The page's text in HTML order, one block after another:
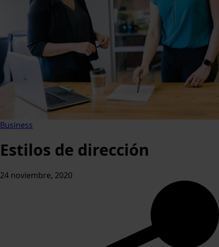
Business
Estilos de dirección
24 noviembre, 2020